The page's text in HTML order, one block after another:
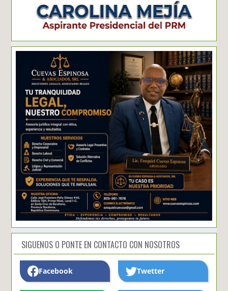
SIGUENOS O PONTE EN CONTACTO CON NOSOTROS
Facebook Twetter